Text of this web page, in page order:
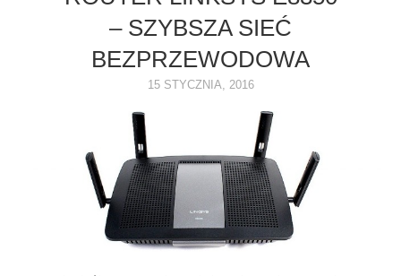
OPROGRAMOWANIE
– SZYBSZA SIEĆ
BEZPRZEWODOWA
15 STYCZNIA, 2016